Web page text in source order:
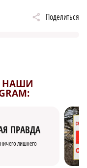
Поделиться
НАШИ
ПРАВДА
лишнего